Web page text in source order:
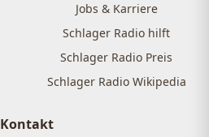
Jobs & Karriere
Schlager Radio hilft
Schlager Radio Preis
Schlager Radio Wikipedia
Kontakt